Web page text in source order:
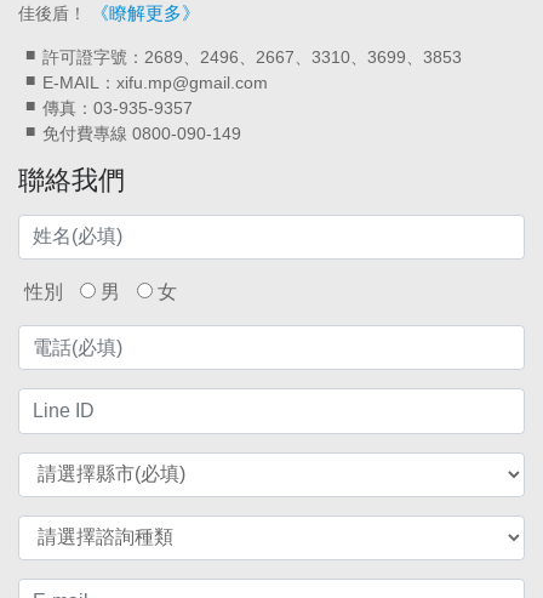
佳後盾！
《瞭解更多》
許可證字號：2689、2496、2667、3310、3699、3853
E-MAIL：xifu.mp@gmail.com
傳真：03-935-9357
免付費專線 0800-090-149
聯絡我們
性別 男 女